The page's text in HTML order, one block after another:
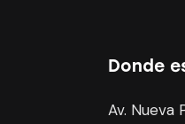
Donde
Av. Nueva